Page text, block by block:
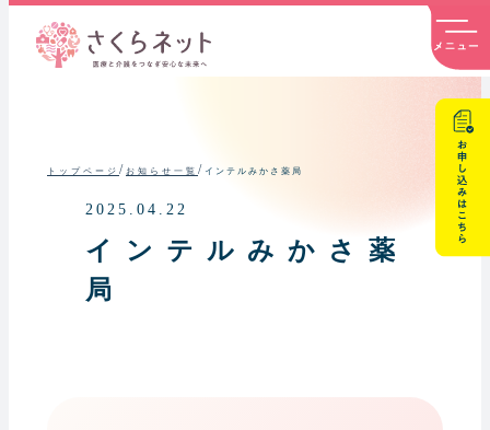
トップページ / お知らせ一覧 / インテルみかさ薬局
2025.04.22
インテルみかさ薬
局